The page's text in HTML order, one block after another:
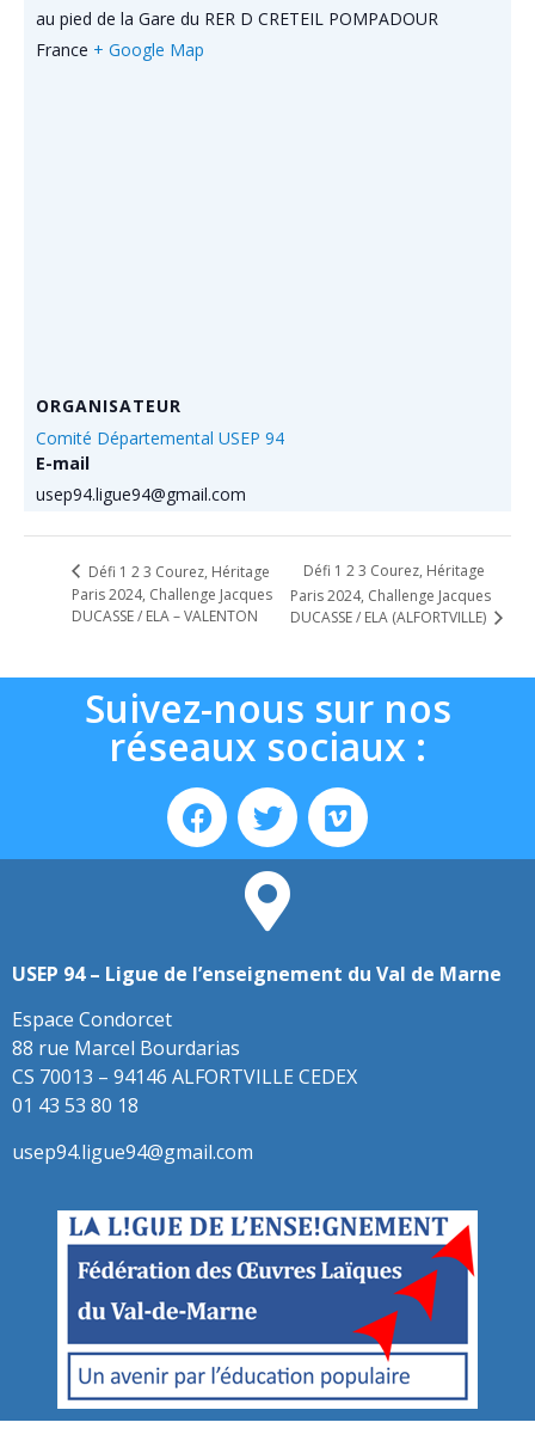
au pied de la Gare du RER D CRETEIL POMPADOUR
France + Google Map
ORGANISATEUR
Comité Départemental USEP 94
E-mail
usep94.ligue94@gmail.com
Défi 1 2 3 Courez, Héritage
Paris 2024, Challenge Jacques
DUCASSE / ELA – VALENTON
Défi 1 2 3 Courez, Héritage
Paris 2024, Challenge Jacques
DUCASSE / ELA (ALFORTVILLE)
Suivez-nous sur nos
réseaux sociaux :
USEP 94 – Ligue de l’enseignement du Val de Marne
Espace Condorcet
88 rue Marcel Bourdarias
CS 70013 – 94146 ALFORTVILLE CEDEX
01 43 53 80 18
usep94.ligue94@gmail.com